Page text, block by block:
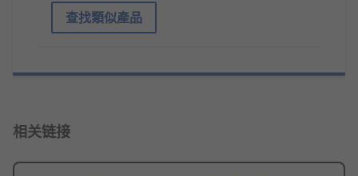
查找類似產品
相关链接